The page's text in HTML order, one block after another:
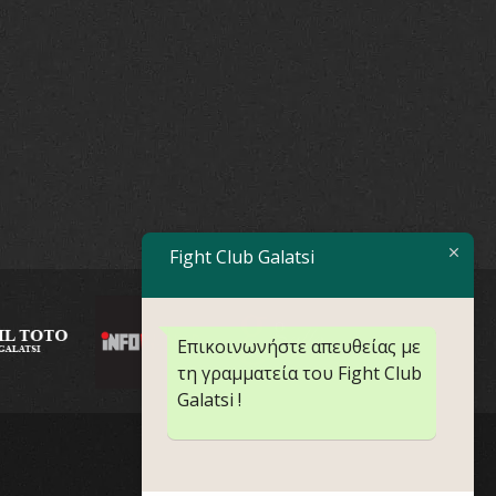
Fight Club Galatsi
Επικοινωνήστε απευθείας με
τη γραμματεία του Fight Club
Galatsi !